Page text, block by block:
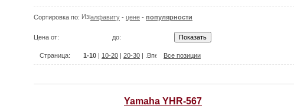
Сортировка по: алфавиту - цене - популярности
Цена от: до:
Страница: 1-10 10-20 20-30 | . Все позиции
Yamaha YHR-567